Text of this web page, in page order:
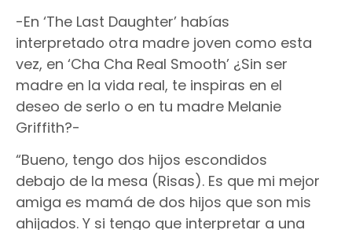
-En ‘The Last Daughter’ habías
interpretado otra madre joven como esta
vez, en ‘Cha Cha Real Smooth’ ¿Sin ser
madre en la vida real, te inspiras en el
deseo de serlo o en tu madre Melanie
Griffith?-
“Bueno, tengo dos hijos escondidos
debajo de la mesa (Risas). Es que mi mejor
amiga es mamá de dos hijos que son mis
ahijados. Y si tengo que interpretar a una